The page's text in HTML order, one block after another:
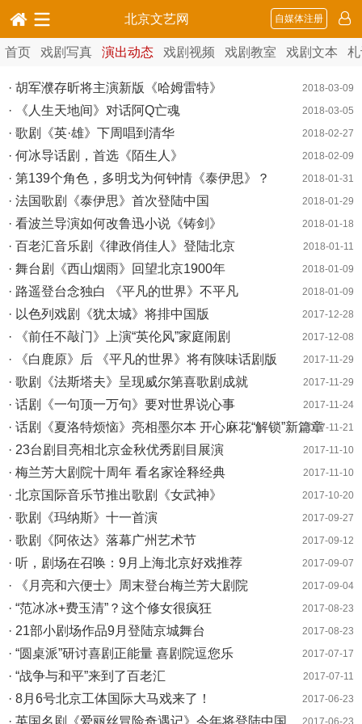
北京文艺网 自媒体注册
首页 戏剧写真 演出动态 戏剧视频 戏剧教室 戏剧文本
· 胡军濮存昕将主演新版《哈姆雷特》 2018-03-09
· 《人生天地间》对话阿Q亡魂 2018-03-05
· 歌剧《英·雄》下周唱到清华 2018-02-27
· 何冰导话剧，首选《陌生人》 2018-02-09
· 第139个角色，多明戈为何钟情《泰伊思》？ 2018-01-31
· 法国歌剧《泰伊思》首次登陆中国 2018-01-29
· 看波兰导演如何改鲁迅小说《铸剑》 2018-01-18
· 百老汇音乐剧《律政俏佳人》登陆北京 2018-01-11
· 舞台剧《西山烟雨》回望北京1900年 2018-01-09
· 路遥登台念独白 《平凡的世界》不平凡 2018-01-09
· 以色列戏剧《犹太城》将排中国版 2017-12-28
· 《前任不敲门》上演“英伦风”家庭闹剧 2017-12-08
· 《白鹿原》后 《平凡的世界》将有陕味话剧版 2017-11-29
· 歌剧《法斯塔夫》呈现威尔第喜歌剧成就 2017-11-29
· 话剧《一句顶一万句》要对世界说心事 2017-11-24
· 话剧《夏洛特烦恼》亮相墨尔本 开心麻花“解锁”新篇章2017-11-21
· 23台剧目亮相北京金秋优秀剧目展演 2017-11-10
· 梅兰芳大剧院十周年 看名家诠释经典 2017-11-10
· 北京国际音乐节推出歌剧《女武神》 2017-10-20
· 歌剧《玛纳斯》十一首演 2017-09-27
· 歌剧《阿依达》落幕广州艺术节 2017-09-12
· 听，剧场在召唤：9月上海北京好戏推荐 2017-09-07
· 《月亮和六便士》周末登台梅兰芳大剧院 2017-09-04
· “范冰冰+费玉清”？这个修女很疯狂 2017-08-23
· 21部小剧场作品9月登陆京城舞台 2017-08-23
· “圆桌派”研讨喜剧正能量 喜剧院逗您乐 2017-07-17
· “战争与和平”来到了百老汇 2017-07-11
· 8月6号北京工体国际大马戏来了！ 2017-06-23
· 英国名剧《爱丽丝冒险奇遇记》今年将登陆中国 2017-06-23